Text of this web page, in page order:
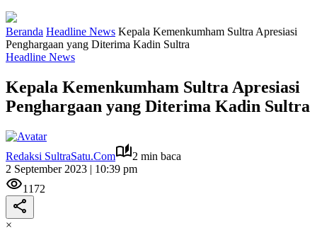
Beranda Headline News Kepala Kemenkumham Sultra Apresiasi
Penghargaan yang Diterima Kadin Sultra
Headline News
Kepala Kemenkumham Sultra Apresiasi
Penghargaan yang Diterima Kadin Sultra
Redaksi SultraSatu.Com
2 min baca
2 September 2023 | 10:39 pm
1172
×